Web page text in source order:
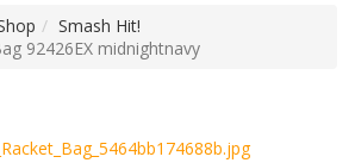
Smash Hit!
92426EX midnightnavy